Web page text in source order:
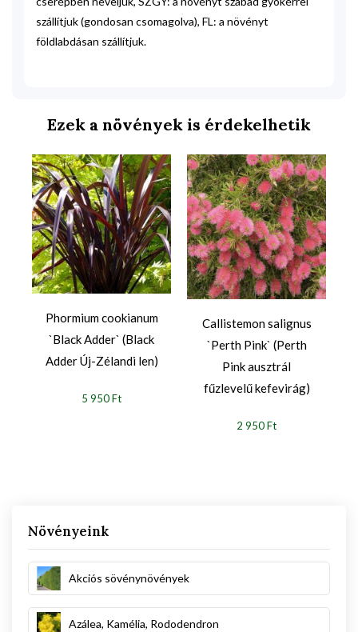
Növényeink
Akciós sövénynövények
Azálea, Kamélia, Rododendron
szállítjuk (gondosan csomagolva), FL: a növényt
földlabdásan szállítjuk.
Ezek a növények is érdekelhetik
Phormium cookianum
`Black Adder` (Black
Adder Új-Zélandi len)
5 950 Ft
Callistemon salignus
`Perth Pink` (Perth
Pink ausztrál
fűzlevelű kefevirág)
2 950 Ft